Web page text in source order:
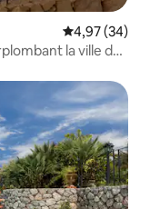
Évaluation
4,97 (34)
la ville de